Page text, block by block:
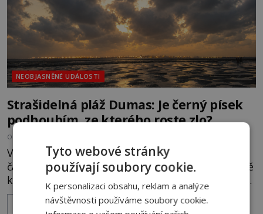
NEOBJASNĚNÉ UDÁLOSTI
Strašidelná pláž Dumas: Je černý písek
podhoubím, ze kterého roste zlo?
OD
V indickém svazovém státu Gudžarát se nachází
část pobřeží, které má hodně temnou pověst. Jistě
k tomu přispívá i černý písek této pláže. Proč má
pláž takové netypické zbarvení? Nakolik jsou
pravdivé historky, že zde došlo k nevysvětlitelným
ZOBRAZIT VÍCE
Tyto webové stránky
používají soubory cookie.
K personalizaci obsahu, reklam a analýze
návštěvnosti používáme soubory cookie.